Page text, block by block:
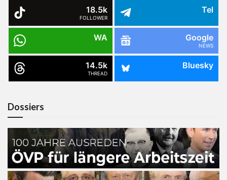
18.5k
FOLLOWER
Tel
WA Google
NEWS
14.5k
THREAD
Bluesky
Dossiers